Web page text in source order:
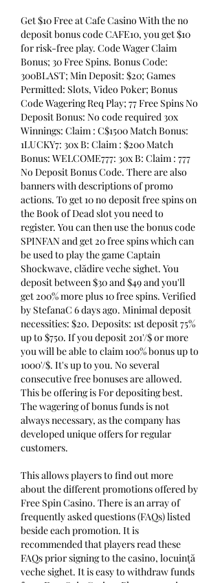
Get $10 Free at Cafe Casino With the no
deposit bonus code CAFE10, you get $10
for risk-free play. Code Wager Claim
Bonus; 30 Free Spins. Bonus Code:
300BLAST; Min Deposit: $20; Games
Permitted: Slots, Video Poker; Bonus
Code Wagering Req Play; 77 Free Spins No
Deposit Bonus: No code required 30x
Winnings: Claim : C$1500 Match Bonus:
1LUCKY7: 30x B: Claim : $200 Match
Bonus: WELCOME777: 30x B: Claim : 777
No Deposit Bonus Code. There are also
banners with descriptions of promo
actions. To get 10 no deposit free spins on
the Book of Dead slot you need to
register. You can then use the bonus code
SPINFAN and get 20 free spins which can
be used to play the game Captain
Shockwave, clădire veche sighet. You
deposit between $30 and $49 and you'll
get 200% more plus 10 free spins. Verified
by StefanaC 6 days ago. Minimal deposit
necessities: $20. Deposits: 1st deposit 75%
up to $750. If you deposit 201'/$ or more
you will be able to claim 100% bonus up to
1000'/$. It's up to you. No several
consecutive free bonuses are allowed.
This be offering is For depositing best.
The wagering of bonus funds is not
always necessary, as the company has
developed unique offers for regular
customers.
This allows players to find out more
about the different promotions offered by
Free Spin Casino. There is an array of
frequently asked questions (FAQs) listed
beside each promotion. It is
recommended that players read these
FAQs prior signing to the casino, locuință
veche sighet. It is easy to withdraw funds